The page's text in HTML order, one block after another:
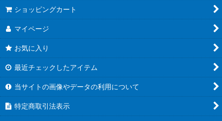
ショッピングカート
マイページ
お気に入り
最近チェックしたアイテム
当サイトの画像やデータの利用について
特定商取引法表示